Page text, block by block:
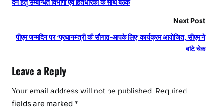
देने हेतु सम्बन्धित विभागों एवं हितधारकों के साथ बैठक
Next Post
पीएम जन्मदिन पर ‘प्रधानमंत्री की सौगात-आपके लिए’ कार्यक्रम आयोजित, सीएम ने
बांटे चेक
Leave a Reply
Your email address will not be published. Required
fields are marked *